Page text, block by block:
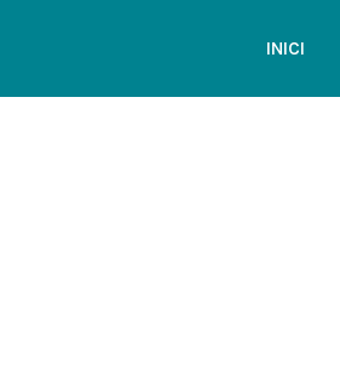
INICI